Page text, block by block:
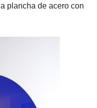
plancha de acero con